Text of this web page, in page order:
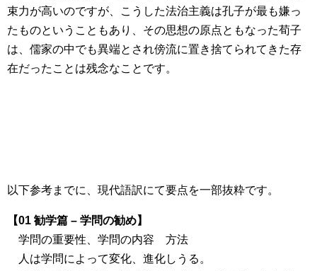
束力が高いのですが、こうした法治主義は孔子が最も嫌っ
たものということもあり、その思想の原点ともなった荀子
は、儒家の中でも異端とされ傍流に置き捨てられてきた存
在だったことは残念なことです。
以下参考までに、現代語訳にて要点を一部抜粋です。
【01 勧学篇 – 学問の勧め】
学問の重要性、学問の内容 方法
人は学問によって変化、進化しうる。